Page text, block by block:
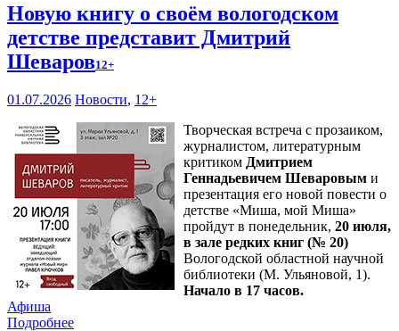
Новую книгу о своём вологодском
детстве представит Дмитрий
Шеваров12+
01.07.2026 Новости, 12+
Творческая встреча с прозаиком,
журналистом, литературным
критиком Дмитрием
Геннадьевичем Шеваровым и
презентация его новой повести о
детстве «Миша, мой Миша»
пройдут в понедельник, 20 июля,
в зале редких книг (№ 20)
Вологодской областной научной
библиотеки (М. Ульяновой, 1).
Начало в 17 часов.
Афиша
Подробнее